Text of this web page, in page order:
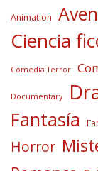
Animation
Ciencia
Comedia Terror
Documentary
Fantasía
Horror